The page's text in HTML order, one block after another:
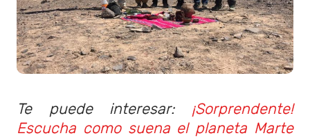
Te puede interesar:¡Sorprendente!
Escucha como suena el planeta Marte